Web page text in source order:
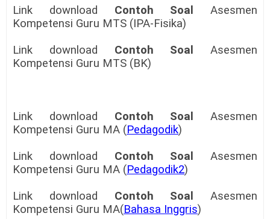
Link download Contoh Soal Asesmen
Kompetensi Guru MTS (IPA-Fisika)
Link download Contoh Soal Asesmen
Kompetensi Guru MTS (BK)
Link download Contoh Soal Asesmen
Kompetensi Guru MA (Pedagodik)
Link download Contoh Soal Asesmen
Kompetensi Guru MA (Pedagodik2)
Link download Contoh Soal Asesmen
Kompetensi Guru MA(Bahasa Inggris)